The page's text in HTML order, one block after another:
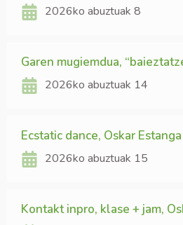
2026ko abuztuak 8
Garen mugiemdua,
2026ko abuztuak 14
Ecstatic dance, Oskar
2026ko abuztuak 15
Kontakt inpro, klase + jam,